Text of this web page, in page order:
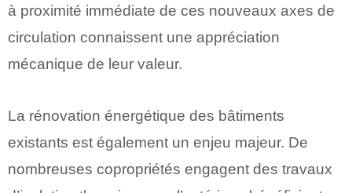
à proximité immédiate de ces nouveaux axes de
circulation connaissent une appréciation
mécanique de leur valeur.
La rénovation énergétique des bâtiments
existants est également un enjeu majeur. De
nombreuses copropriétés engagent des travaux